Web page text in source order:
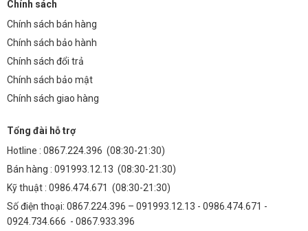
Chính sách
Chính sách bán hàng
Chính sách bảo hành
Chính sách đổi trả
Chính sách bảo mật
Chính sách giao hàng
Tổng đài hỗ trợ
Hotline : 0867.224.396 (08:30-21:30)
Bán hàng : 091993.12.13 (08:30-21:30)
Kỹ thuật : 0986.474.671 (08:30-21:30)
Số điện thoại: 0867.224.396 – 091993.12.13 - 0986.474.671 -
0924.734.666 - 0867.933.396